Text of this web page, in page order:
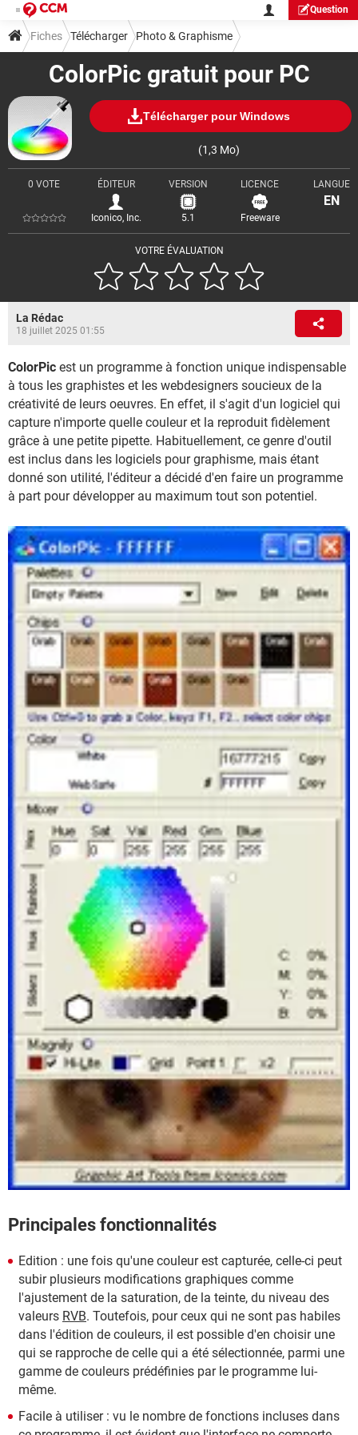
Question
ColorPic gratuit pour PC
Télécharger pour Windows
(1,3 Mo)
VOTRE ÉVALUATION
0 VOTE ÉDITEUR
Iconico, Inc.
VERSION
5.1
LICENCE
Freeware
LANGUE
EN
Fiches Télécharger Photo & Graphisme
Divers Photo & Graphisme
La Rédac
18 juillet 2025 01:55
ColorPic est un programme à fonction unique indispensable
à tous les graphistes et les webdesigners soucieux de la
créativité de leurs oeuvres. En effet, il s'agit d'un logiciel qui
capture n'importe quelle couleur et la reproduit fidèlement
grâce à une petite pipette. Habituellement, ce genre d'outil
est inclus dans les logiciels pour graphisme, mais étant
donné son utilité, l'éditeur a décidé d'en faire un programme
à part pour développer au maximum tout son potentiel.
Principales fonctionnalités
Edition : une fois qu'une couleur est capturée, celle-ci peut
subir plusieurs modifications graphiques comme
l'ajustement de la saturation, de la teinte, du niveau des
valeurs RVB. Toutefois, pour ceux qui ne sont pas habiles
dans l'édition de couleurs, il est possible d'en choisir une
qui se rapproche de celle qui a été sélectionnée, parmi une
gamme de couleurs prédéfinies par le programme lui-
même.
Facile à utiliser : vu le nombre de fonctions incluses dans